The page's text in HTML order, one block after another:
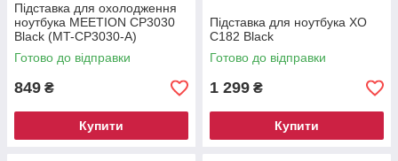
Підставка для охолодження
ноутбука MEETION CP3030
Black (MT-CP3030-A)
Готово до відправки
849 ₴
Купити
Підставка для ноутбука ХО
C182 Black
Готово до відправки
1 299 ₴
Купити